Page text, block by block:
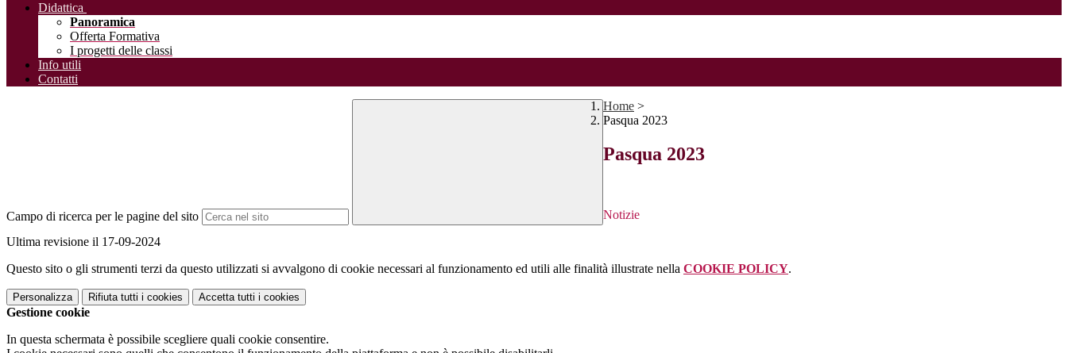
Didattica
Panoramica
Offerta Formativa
I progetti delle classi
Info utili
Contatti
Campo di ricerca per le pagine del sito
Home >
Pasqua 2023
Pasqua 2023
Notizie
Ultima revisione il 17-09-2024
Questo sito o gli strumenti terzi da questo utilizzati si avvalgono di cookie necessari al funzionamento ed utili alle finalità illustrate nella COOKIE POLICY.
Personalizza Rifiuta tutti i cookies Accetta tutti i cookies
Gestione cookie
In questa schermata è possibile scegliere quali cookie consentire.